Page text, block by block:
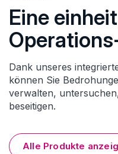
Eine
Dank unseres
können Sie
verwalten,
beseitigen.
Alle Produkte